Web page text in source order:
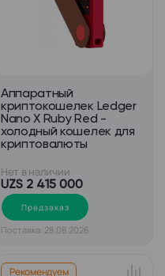
Аппаратный
криптокошелек Ledger
Nano X Ruby Red -
холодный кошелек для
криптовалюты
Нет в наличии
UZS 2 415 000
Предзаказ
Поставка: 28.08.2026
Рекомендуем